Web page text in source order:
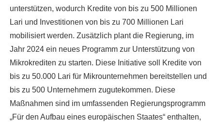
unterstützen, wodurch Kredite von bis zu 500 Millionen
Lari und Investitionen von bis zu 700 Millionen Lari
mobilisiert werden. Zusätzlich plant die Regierung, im
Jahr 2024 ein neues Programm zur Unterstützung von
Mikrokrediten zu starten. Diese Initiative soll Kredite von
bis zu 50.000 Lari für Mikrounternehmen bereitstellen und
bis zu 500 Unternehmern zugutekommen. Diese
Maßnahmen sind im umfassenden Regierungsprogramm
„Für den Aufbau eines europäischen Staates“ enthalten,